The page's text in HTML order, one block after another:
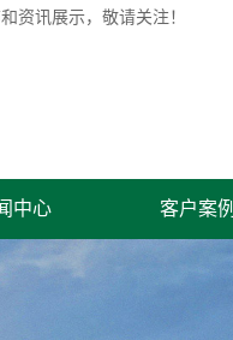
资讯展示，敬请关注！
中心 客户案例